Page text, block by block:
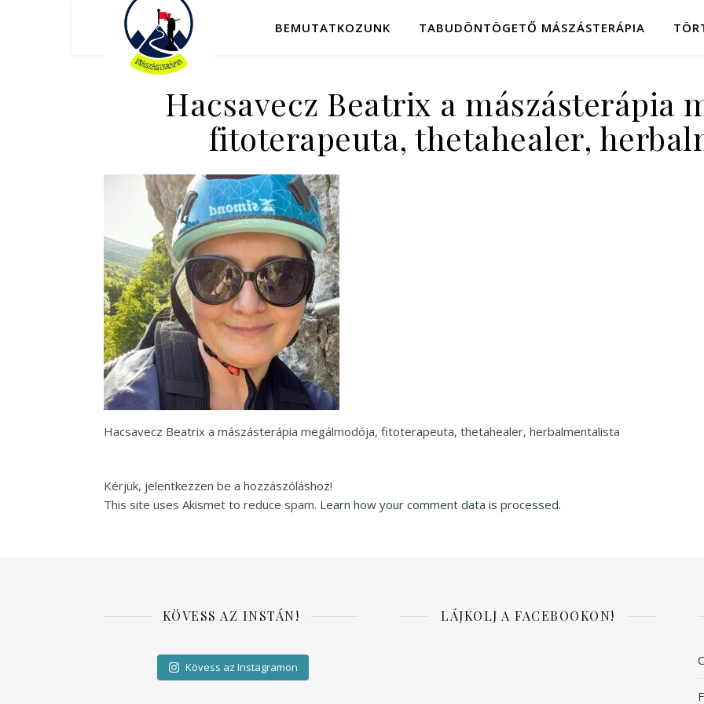
BEMUTATKOZUNK TABUDÖNTÖGETŐ MÁSZÁSTERÁPIA
Hacsavecz Beatrix a mászásterápia
fitoterapeuta, thetahealer,
Hacsavecz Beatrix a mászásterápia megálmodója, fitoterapeuta, thetahealer, herbalmentalista
Kérjük, jelentkezzen be a hozzászóláshoz!
This site uses Akismet to reduce spam. Learn how your comment data is processed.
KÖVESS AZ INSTÁN!
Kövess az Instagramon
LÁJKOLJ A FACEBOOKON!